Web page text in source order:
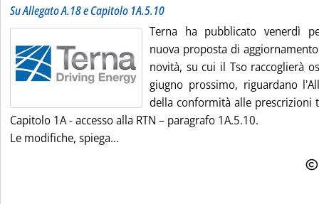
Su Allegato A.18 e Capitolo 1A.5.10
Terna ha pubblicato venerdì
nuova proposta di
novità, su cui il Tso raccoglierà
giugno prossimo, riguardano
della conformità alle prescrizioni
Capitolo 1A - accesso alla RTN – paragrafo 1A.5.10.
Le modifiche, spiega...